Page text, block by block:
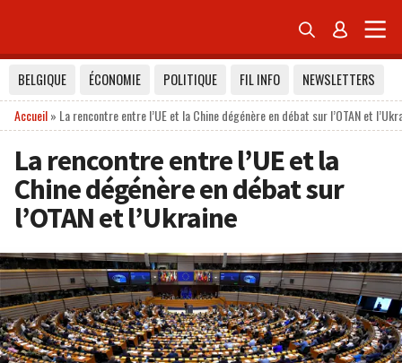
 
BELGIQUE ÉCONOMIE POLITIQUE FIL INFO
NEWSLETTERS
Accueil» La rencontre entre l’UE et la Chine dégénère en débat sur l’OTAN et
La rencontre entre l’UE et la
Chine dégénère en débat sur
l’OTAN et l’Ukraine